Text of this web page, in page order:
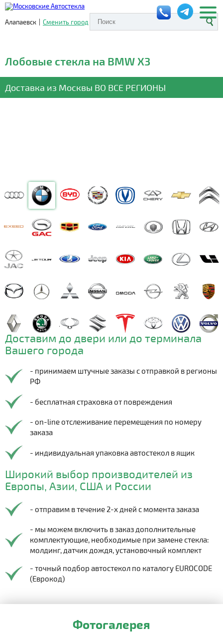
Алапаевск | Сменить город
Лобовые стекла на BMW X3
Доставка из Москвы ВО ВСЕ РЕГИОНЫ
Доставим до двери или до терминала
Вашего города
- принимаем штучные заказы с отправкой в регионы
РФ
- бесплатная страховка от повреждения
- on-line отслеживание перемещения по номеру
заказа
- индивидуальная упаковка автостекол в ящик
Широкий выбор производителей из
Европы, Азии, США и России
- отправим в течение 2-х дней с момента заказа
- мы можем включить в заказ дополнительные
комплектующие, необходимые при замене стекла:
молдинг, датчик дождя, установочный комплект
- точный подбор автостекол по каталогу EUROCODE
(Еврокод)
Фотогалерея